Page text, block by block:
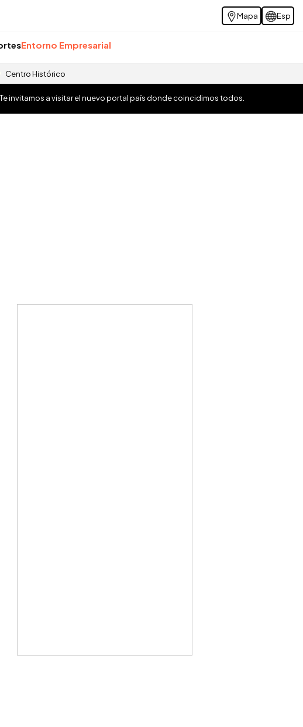
Mapa Esp
Entorno Empresarial
Centro Histórico
. Te invitamos a visitar el nuevo portal país donde coincidimos todos.